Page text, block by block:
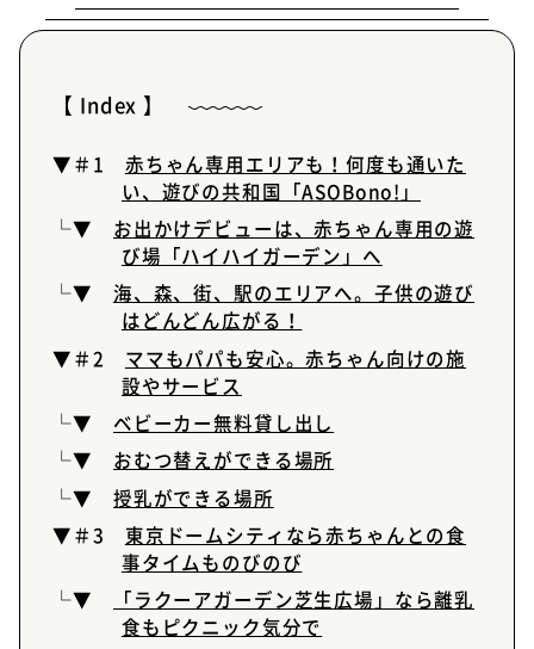
【 Index 】
▼＃1 赤ちゃん専用エリアも！何度も通いた
い、遊びの共和国「ASOBono!」
└▼ お出かけデビューは、赤ちゃん専用の遊
び場「ハイハイガーデン」へ
└▼ 海、森、街、駅のエリアへ。子供の遊び
はどんどん広がる！
▼＃2 ママもパパも安心。赤ちゃん向けの施
設やサービス
└▼ ベビーカー無料貸し出し
└▼ おむつ替えができる場所
└▼ 授乳ができる場所
▼＃3 東京ドームシティなら赤ちゃんとの食
事タイムものびのび
└▼
「ラクーアガーデン芝生広場」なら離乳
食もピクニック気分で